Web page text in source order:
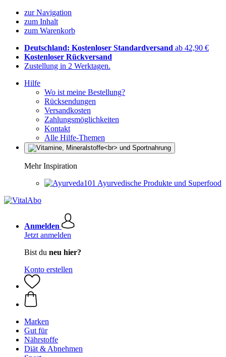
zur Navigation
zum Inhalt
zum Warenkorb
Deutschland: Kostenloser Standardversand ab 42,90 €
Kostenloser Rückversand
Zustellung in 2 Werktagen.
Hilfe
Wo ist meine Bestellung?
Rücksendungen
Versandkosten
Zahlungsmöglichkeiten
Kontakt
Alle Hilfe-Themen
Mehr Inspiration
Ayurvedische Produkte und Superfood
Anmelden
Jetzt anmelden
Bist du neu hier?
Konto erstellen
Marken
Gut für
Nährstoffe
Diät & Abnehmen